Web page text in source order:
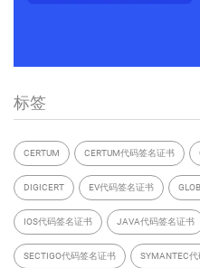
标签
CERTUM CERTUM代码签名证书
DIGICERT EV代码签名证书
IOS代码签名证书 JAVA代码签名证书
SECTIGO代码签名证书 SYMANTEC